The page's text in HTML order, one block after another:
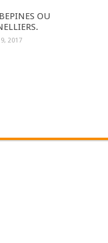
OU
2017